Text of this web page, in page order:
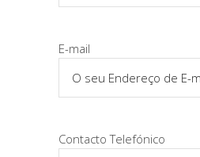
E-mail
Contacto Telefónico